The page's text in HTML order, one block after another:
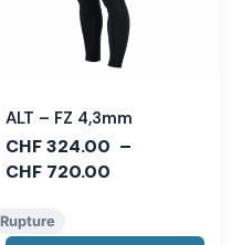
ALT – FZ 4,3mm
CHF324.00 –
CHF 720.00
Rupture